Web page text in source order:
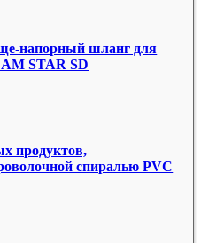
напорный шланг для
STAR SD
продуктов,
спиралью PVC